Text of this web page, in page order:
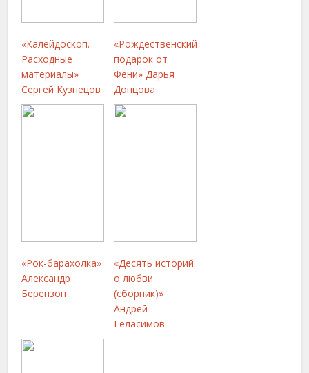
«Калейдоскоп.
Расходные
материалы»
Сергей Кузнецов
«Рождественский
подарок от
Фени» Дарья
Донцова
«Рок-барахолка»
Александр
Берензон
«Десять историй
о любви
(сборник)»
Андрей
Геласимов